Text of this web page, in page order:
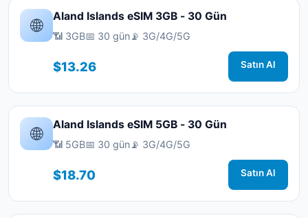
🌐 Aland Islands eSIM 3GB - 30 Gün
📶 3GB📅 30 gün📡 3G/4G/5G
$13.26 Satın Al
🌐 Aland Islands eSIM 5GB - 30 Gün
📶 5GB📅 30 gün📡 3G/4G/5G
$18.70 Satın Al